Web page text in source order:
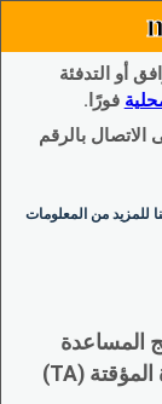
أو التدفئة
فورًا.
الاتصال بالرقم
للمزيد من المعلومات
المساعدة
الغذائية التكميلية (SNAP) وبرنامج المساعدة المؤقتة (TA)